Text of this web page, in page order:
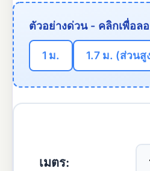
ตัวอย่างด่วน - คลิกเพื่อล
1 ม. 1.7 ม. (ส่วนสู
เมตร: